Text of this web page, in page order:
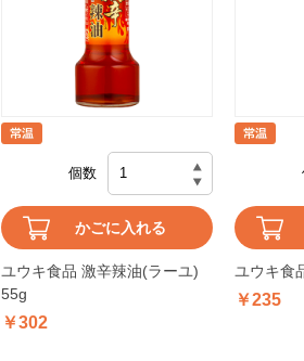
ユウキ食品 激辛辣油(ラーユ)
55g
￥302
個数
かごに入れる
ユウキ食
￥235